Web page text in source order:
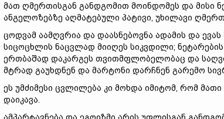
მათ ღმერთისგან განდგომით მოინდომეს და მისი
ანგელოზებზე აღმატებული პატივი, უხილავი
ცოდვამ აამღვრია და დაასნებოვნა ადამის და
სიცოცხლის ნაცვლად მიიღეს სიკვდილი;
ერთბაშად დაკარგეს თვითმფლობელობაც და
მტრად გაუხდნენ და მარტონი დარჩნენ გარემო
ეს უმძიმესი ცვლილება კი მოხდა იმიტომ, რომ
დაიკავა.